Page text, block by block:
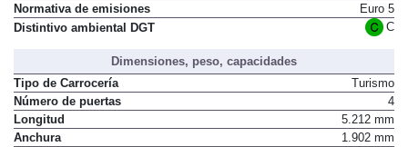
Normativa de emisiones
Euro 5
Distintivo ambiental DGT
C
Dimensiones, peso, capacidades
Tipo de Carrocería
Turismo
Número de puertas
4
Longitud
5.212 mm
Anchura
1.902 mm